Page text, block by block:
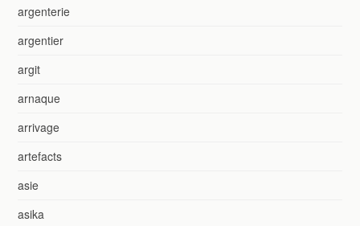
argenterie
argentier
argit
arnaque
arrivage
artefacts
asie
asika